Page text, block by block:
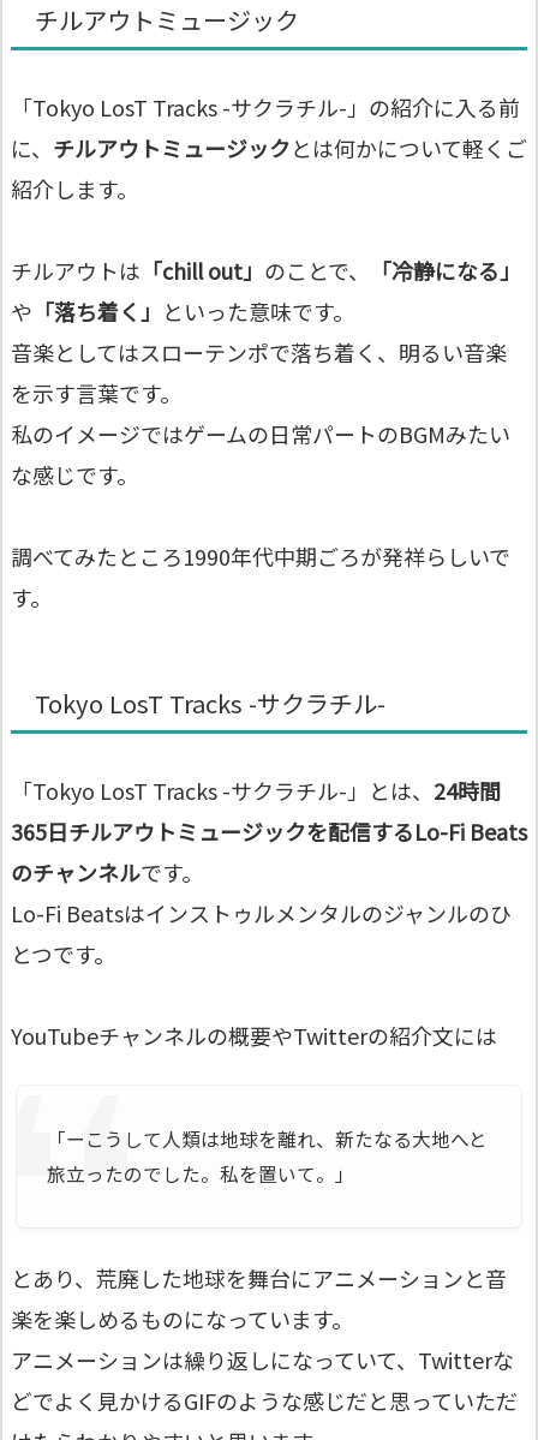
チルアウトミュージック
「Tokyo LosT Tracks -サクラチル-」の紹介に入る前
に、 チルアウトミュージックとは何かについて軽くご
紹介します。
チルアウトは 「chill out」 のことで、
「冷静になる」
や 「落ち着く」 といった意味です。
音楽としてはスローテンポで落ち着く、明るい音楽
を示す言葉です。
私のイメージではゲームの日常パートのBGMみたい
な感じです。
調べてみたところ1990年代中期ごろが発祥らしいで
す。
Tokyo LosT Tracks -サクラチル-
「Tokyo LosT Tracks -サクラチル-」とは、 24時間
365日チルアウトミュージックを配信するLo-Fi Beats
のチャンネルです。
Lo-Fi Beatsはインストゥルメンタルのジャンルのひ
とつです。
YouTubeチャンネルの概要やTwitterの紹介文には
「ーこうして人類は地球を離れ、新たなる大地へと
旅立ったのでした。私を置いて。」
とあり、荒廃した地球を舞台にアニメーションと音
楽を楽しめるものになっています。
アニメーションは繰り返しになっていて、Twitterな
どでよく見かけるGIFのような感じだと思っていただ